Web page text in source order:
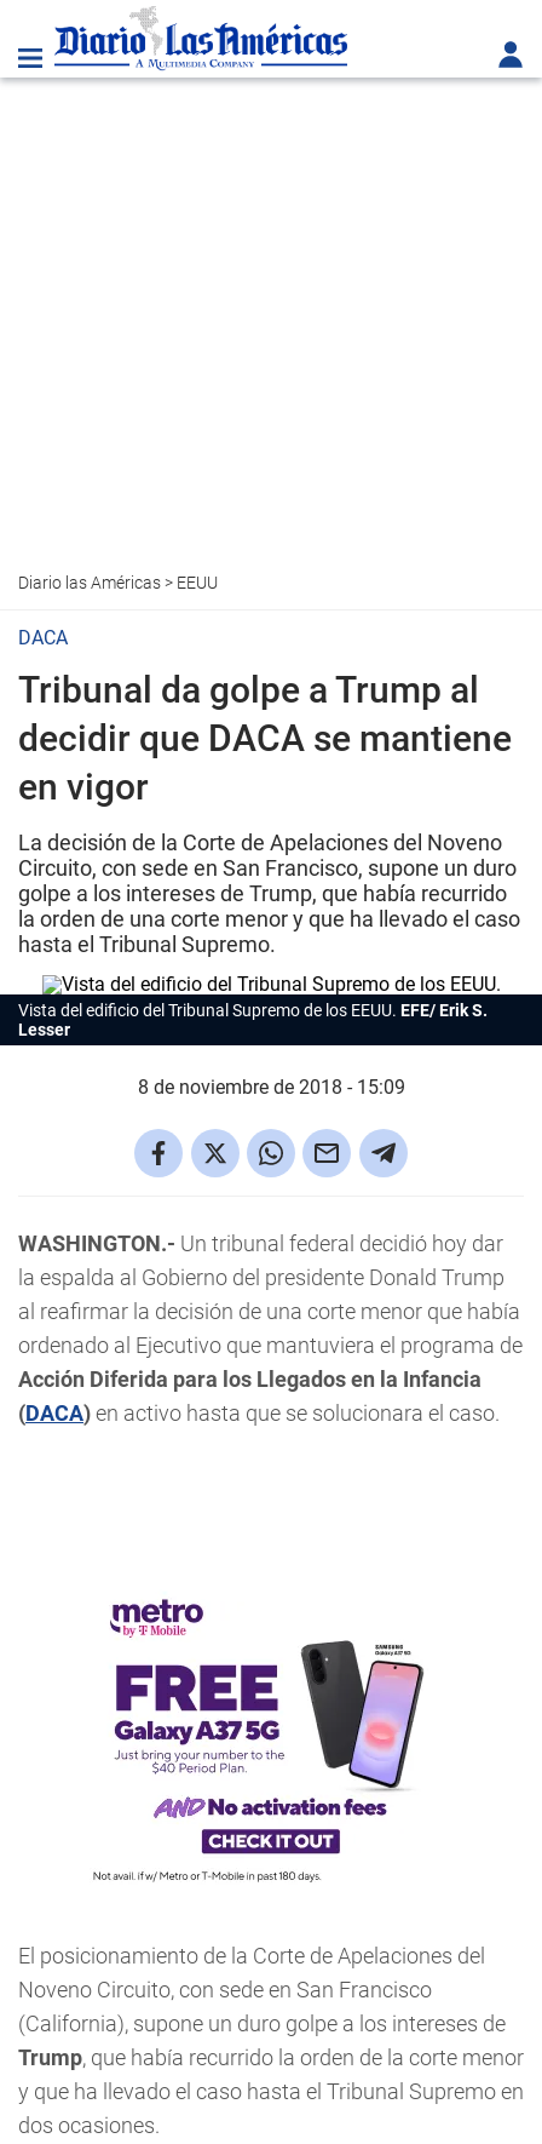
Diario las Américas> EEUU
DACA
Tribunal da golpe a Trump al
decidir que DACA se mantiene
en vigor
La decisión de la Corte de Apelaciones del Noveno
Circuito, con sede en San Francisco, supone un duro
golpe a los intereses de Trump, que había recurrido
la orden de una corte menor y que ha llevado el caso
hasta el Tribunal Supremo.
Vista del edificio del Tribunal Supremo de los EEUU. EFE/ Erik S.
Lesser
8 de noviembre de 2018 - 15:09
WASHINGTON.- Un tribunal federal decidió hoy dar
la espalda al Gobierno del presidente Donald Trump
al reafirmar la decisión de una corte menor que había
ordenado al Ejecutivo que mantuviera el programa de
Acción Diferida para los Llegados en la Infancia
(DACA)en activo hasta que se solucionara el caso.
El posicionamiento de la Corte de Apelaciones del
Noveno Circuito, con sede en San Francisco
(California), supone un duro golpe a los intereses de
Trump, que había recurrido la orden de la corte menor
y que ha llevado el caso hasta el Tribunal Supremo en
dos ocasiones.